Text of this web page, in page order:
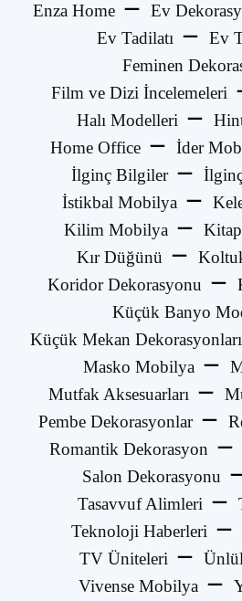
Enza Home
Ev
Ev Tadilatı
Ev
Feminen
Film ve Dizi İncelemeleri
Halı Modelleri
Home Office
İder
İlginç Bilgiler
İstikbal Mobilya
Kilim Mobilya
Kır Düğünü
Koridor Dekorasyonu
Küçük Banyo
Küçük Mekan Dekorasyonları
Masko Mobilya
Mutfak Aksesuarları
Pembe Dekorasyonlar
Romantik Dekorasyon
Salon Dekorasyonu
Tasavvuf Alimleri
Teknoloji Haberleri
TV Üniteleri
Vivense Mobilya